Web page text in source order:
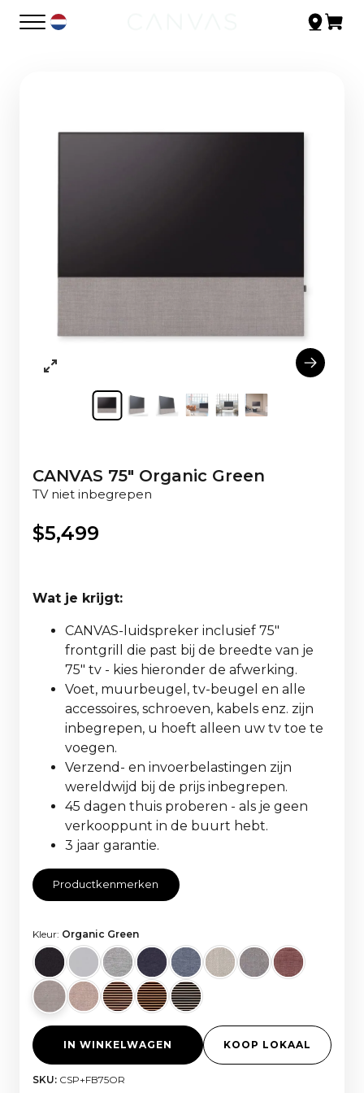
CANVAS 75" Organic Green
TV niet inbegrepen
$5,499
Wat je krijgt:
CANVAS-luidspreker inclusief 75"
frontgrill die past bij de breedte van je
75" tv - kies hieronder de afwerking.
Voet, muurbeugel, tv-beugel en alle
accessoires, schroeven, kabels enz. zijn
inbegrepen, u hoeft alleen uw tv toe te
voegen.
Verzend- en invoerbelastingen zijn
wereldwijd bij de prijs inbegrepen.
45 dagen thuis proberen - als je geen
verkooppunt in de buurt hebt.
3 jaar garantie.
Productkenmerken
Kleur: Organic Green
IN WINKELWAGEN KOOP LOKAAL
SKU: CSP+FB75OR